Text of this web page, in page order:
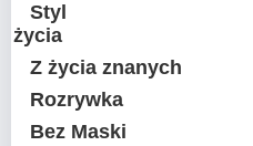
Styl
życia
Z życia znanych
Rozrywka
Bez Maski